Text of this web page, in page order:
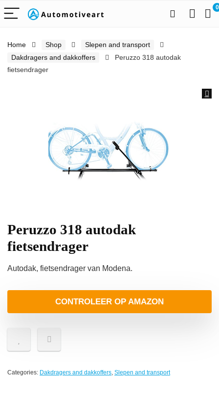
0
Home Shop
Slepen and transport
Dakdragers and dakkoffers
Peruzzo 318 autodak
fietsendrager
Peruzzo 318 autodak
fietsendrager
Autodak, fietsendrager van Modena.
CONTROLEER OP AMAZON
Categories: Dakdragers and dakkoffers, Slepen and transport